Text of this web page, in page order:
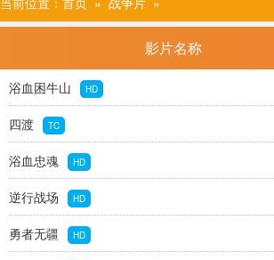
影片名称
浴血困牛山 HD
四渡 TC
浴血忠魂 HD
逆行战场 HD
勇者无疆 HD